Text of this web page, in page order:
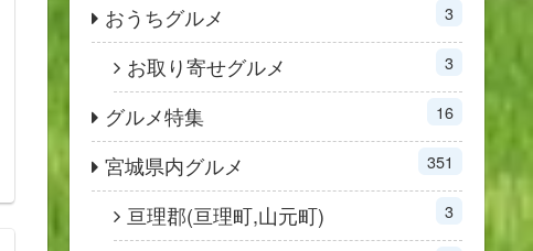
おうちグルメ 3
お取り寄せグルメ 3
グルメ特集 16
宮城県内グルメ 351
亘理郡(亘理町,山元町) 3